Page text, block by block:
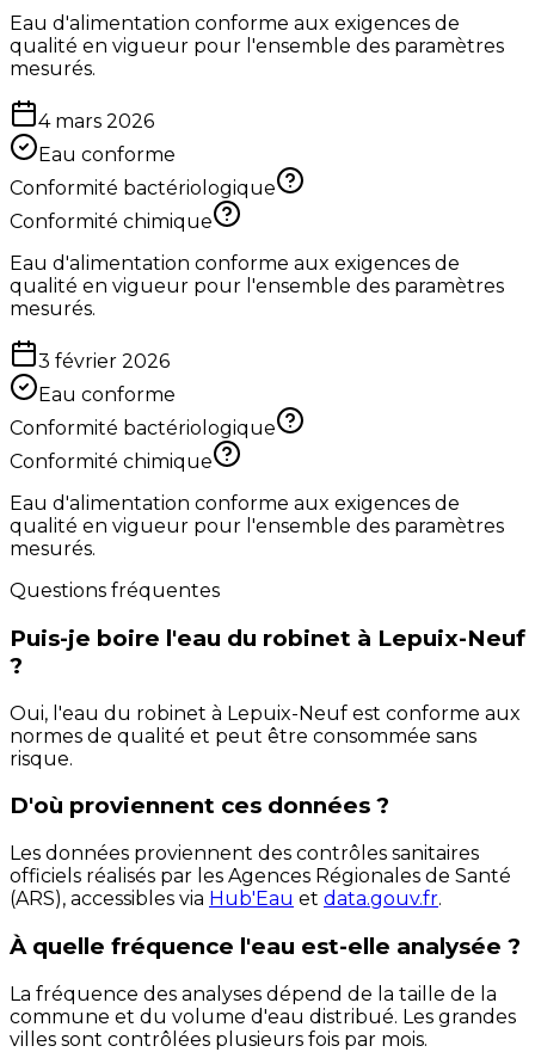
Eau d'alimentation conforme aux exigences de
qualité en vigueur pour l'ensemble des paramètres
mesurés.
4 mars 2026
Eau conforme
Conformité bactériologique
Conformité chimique
Eau d'alimentation conforme aux exigences de
qualité en vigueur pour l'ensemble des paramètres
mesurés.
3 février 2026
Eau conforme
Conformité bactériologique
Conformité chimique
Eau d'alimentation conforme aux exigences de
qualité en vigueur pour l'ensemble des paramètres
mesurés.
Questions fréquentes
Puis-je boire l'eau du robinet à Lepuix-Neuf
?
Oui, l'eau du robinet à Lepuix-Neuf est conforme aux
normes de qualité et peut être consommée sans
risque.
D'où proviennent ces données ?
Les données proviennent des contrôles sanitaires
officiels réalisés par les Agences Régionales de Santé
(ARS), accessibles via Hub'Eau et data.gouv.fr.
À quelle fréquence l'eau est-elle analysée ?
La fréquence des analyses dépend de la taille de la
commune et du volume d'eau distribué. Les grandes
villes sont contrôlées plusieurs fois par mois.